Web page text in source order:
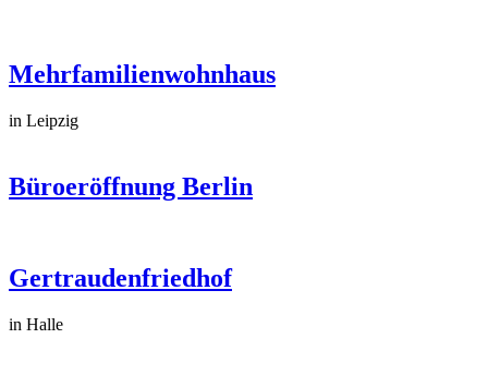
Mehrfamilienwohnhaus
in Leipzig
Büroeröffnung Berlin
Gertraudenfriedhof
in Halle